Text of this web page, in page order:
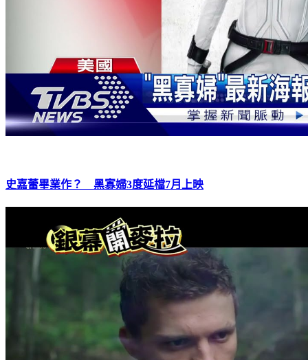
史嘉蕾畢業作？ 黑寡婦3度延檔7月上映